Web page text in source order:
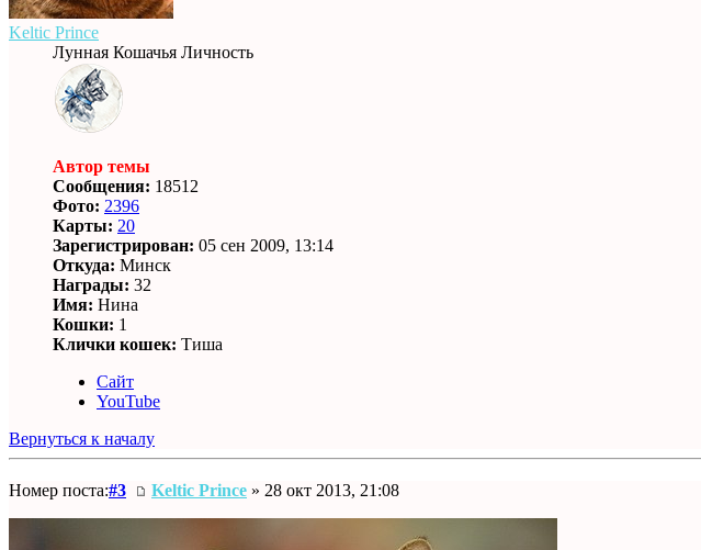
Keltic Prince
Лунная Кошачья Личность
Автор темы
Сообщения: 18512
Фото: 2396
Карты: 20
Зарегистрирован: 05 сен 2009, 13:14
Откуда: Минск
Награды: 32
Имя: Нина
Кошки: 1
Клички кошек: Тиша
Сайт
YouTube
Вернуться к началу
Номер поста:#3 Keltic Prince » 28 окт 2013, 21:08